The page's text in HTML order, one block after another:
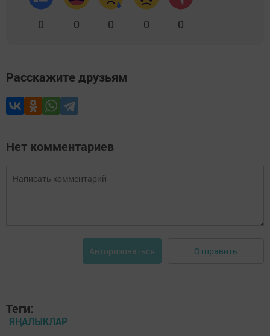
0 0 0 0 0
Расскажите друзьям
Нет комментариев
Авторизоваться Отправить
Теги:
ЯҢАЛЫКЛАР